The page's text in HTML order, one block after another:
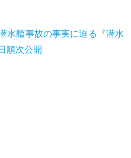
水艦事故の事実に迫る『潜水
順次公開